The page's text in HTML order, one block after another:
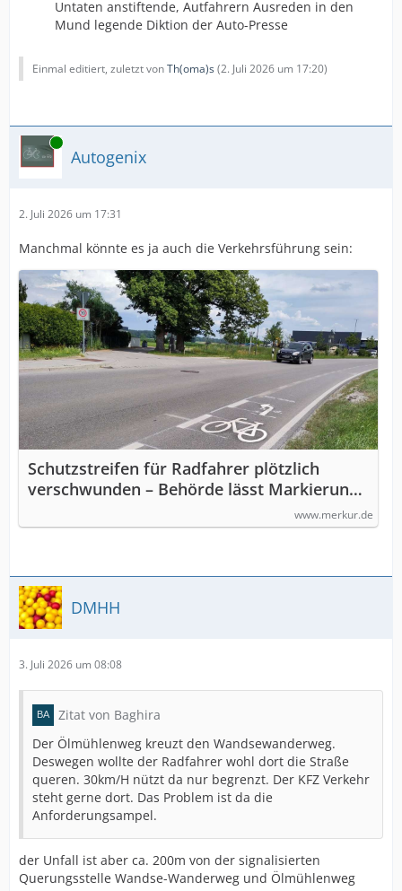
Untaten anstiftende, Autfahrern Ausreden in den
Mund legende Diktion der Auto-Presse
Einmal editiert, zuletzt vonTh(oma)s(2. Juli 2026 um 17:20)
Online
Autogenix
2. Juli 2026 um 17:31
Manchmal könnte es ja auch die Verkehrsführung sein:
Schutzstreifen für Radfahrer plötzlich
verschwunden – Behörde lässt Markierung
www.merkur.de
DMHH
3. Juli 2026 um 08:08
Zitat von Baghira
Der Ölmühlenweg kreuzt den Wandsewanderweg.
Deswegen wollte der Radfahrer wohl dort die Straße
queren. 30km/H nützt da nur begrenzt. Der KFZ Verkehr
steht gerne dort. Das Problem ist da die
Anforderungsampel.
der Unfall ist aber ca. 200m von der signalisierten
Querungsstelle Wandse-Wanderweg und Ölmühlenweg